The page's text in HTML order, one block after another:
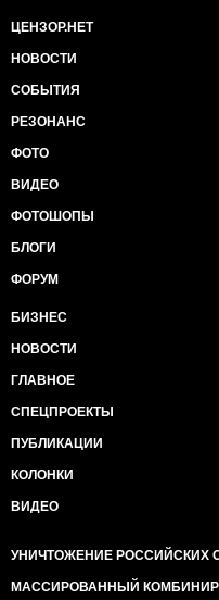
ЦЕНЗОР.НЕТ
НОВОСТИ
СОБЫТИЯ
РЕЗОНАНС
ФОТО
ВИДЕО
ФОТОШОПЫ
БЛОГИ
ФОРУМ
БИЗНЕС
НОВОСТИ
ГЛАВНОЕ
СПЕЦПРОЕКТЫ
ПУБЛИКАЦИИ
КОЛОНКИ
ВИДЕО
УНИЧТОЖЕНИЕ РОССИЙСКИХ
МАССИРОВАННЫЙ